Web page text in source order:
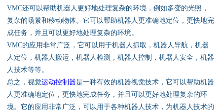
技术资讯
公司动态
行业新闻
VMC还可以帮助机器人更好地处理复杂的环境，例如多变的光照，
复杂的场景和移动物体。它可以帮助机器人更准确地定位，更快地完
成任务，并且可以更好地处理复杂的环境。
VMC的应用非常广泛，它可以用于机器人抓取，机器人导航，机器
人定位，机器人搬运，机器人检测，机器人控制，机器人安全，机器
人技术等等。
总之，视觉运动控制器是一种有效的机器视觉技术，它可以帮助机器
人更准确地定位，更快地完成任务，并且可以更好地处理复杂的环
境。它的应用非常广泛，可以用于各种机器人技术，为机器人技术的